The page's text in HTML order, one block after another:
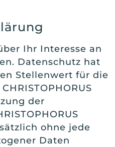
Ihr Interesse an
Datenschutz hat
Stellenwert für die
der
ohne jede
Daten